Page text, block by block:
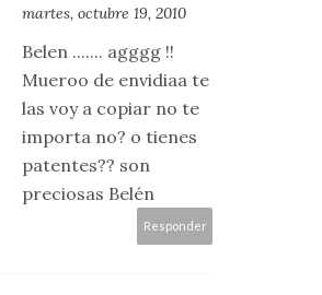
martes, octubre 19, 2010
Belen ....... agggg !!
Mueroo de envidiaa te
las voy a copiar no te
importa no? o tienes
patentes?? son
preciosas Belén
Responder